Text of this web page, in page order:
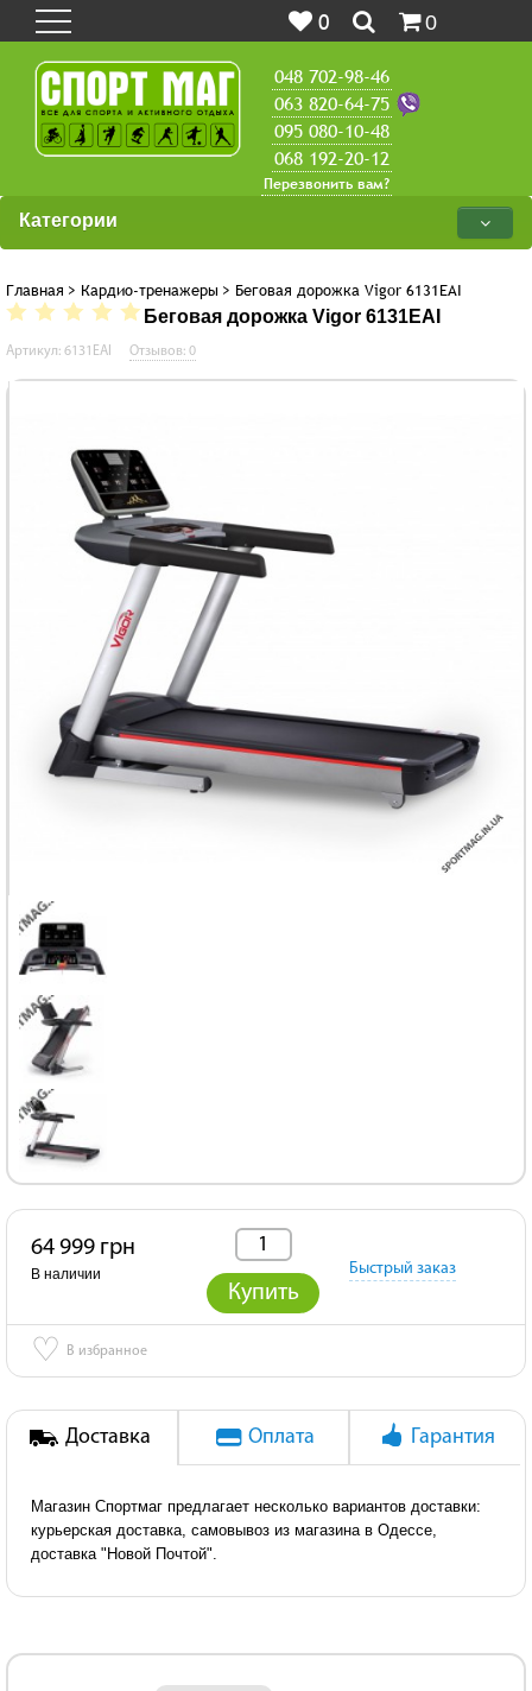
0 0
048 702-98-46
063 820-64-75
095 080-10-48
068 192-20-12
Перезвонить вам?
Категории
Главная > Кардио-тренажеры > Беговая дорожка Vigor 6131EAI
Беговая дорожка Vigor 6131EAI
Артикул: 6131EAI Отзывов: 0
64 999 грн
В наличии
Купить
Быстрый заказ
♡ В избранное
Доставка Оплата Гарантия
Магазин Спортмаг предлагает несколько вариантов доставки:
курьерская доставка, самовывоз из магазина в Одессе,
доставка "Новой Почтой".